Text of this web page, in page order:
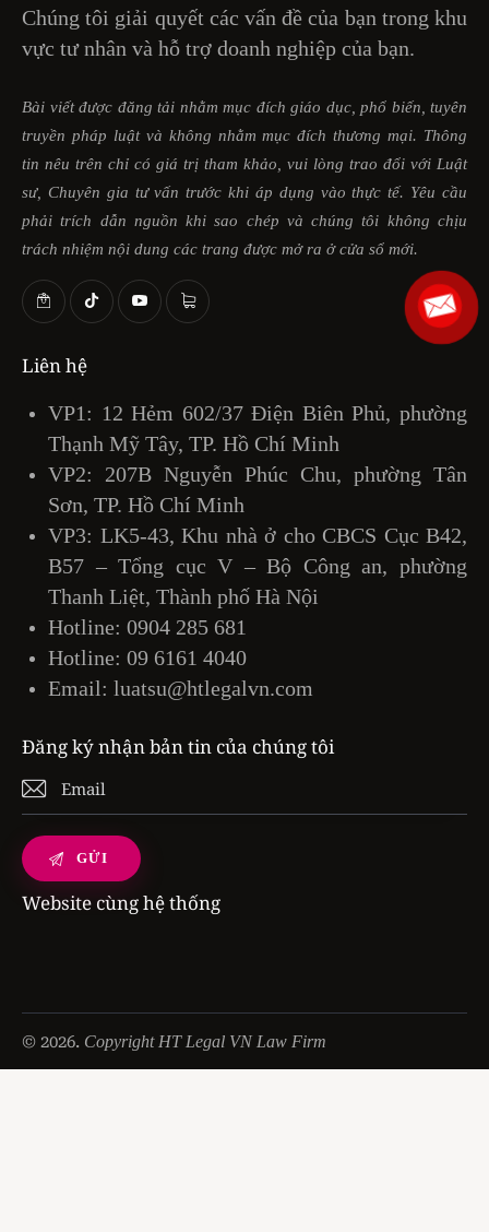
Chúng tôi giải quyết các vấn đề của bạn trong khu
vực tư nhân và hỗ trợ doanh nghiệp của bạn.
Bài viết được đăng tải nhằm mục đích giáo dục, phổ biến, tuyên
truyền pháp luật và không nhằm mục đích thương mại. Thông
tin nêu trên chỉ có giá trị tham khảo, vui lòng trao đổi với Luật
sư, Chuyên gia tư vấn trước khi áp dụng vào thực tế. Yêu cầu
phải trích dẫn nguồn khi sao chép và chúng tôi không chịu
trách nhiệm nội dung các trang được mở ra ở cửa sổ mới.
Liên hệ
VP1: 12 Hẻm 602/37 Điện Biên Phủ, phường
Thạnh Mỹ Tây, TP. Hồ Chí Minh
VP2: 207B Nguyễn Phúc Chu, phường Tân
Sơn, TP. Hồ Chí Minh
VP3: LK5-43, Khu nhà ở cho CBCS Cục B42,
B57 – Tổng cục V – Bộ Công an, phường
Thanh Liệt, Thành phố Hà Nội
Hotline: 0904 285 681
Hotline: 09 6161 4040
Email: luatsu@htlegalvn.com
Đăng ký nhận bản tin của chúng tôi
Website cùng hệ thống
© 2026. Copyright HT Legal VN Law Firm